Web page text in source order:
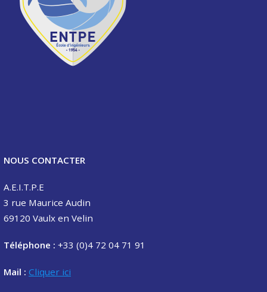
NOUS CONTACTER
A.E.I.T.P.E
3 rue Maurice Audin
69120 Vaulx en Velin
Téléphone : +33 (0)4 72 04 71 91
Mail : Cliquer ici